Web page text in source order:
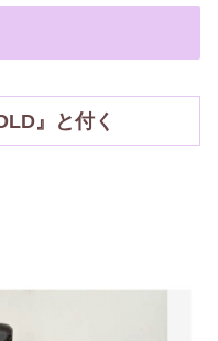
』と付く